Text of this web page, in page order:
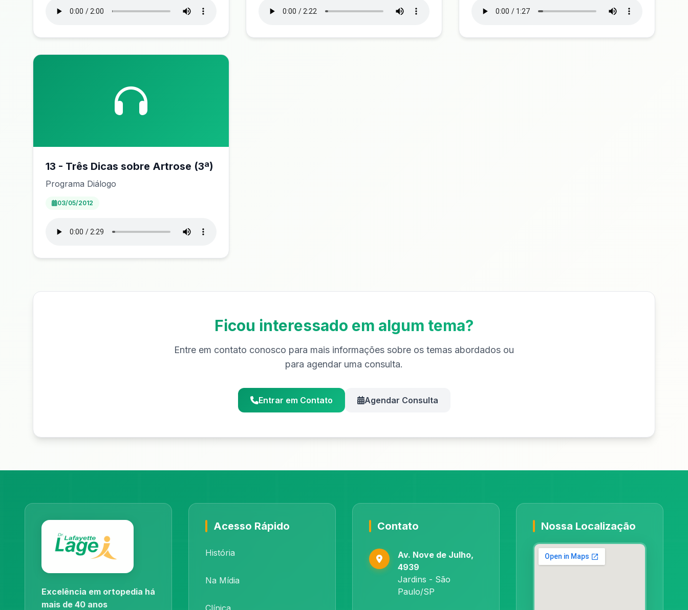
13 - Três Dicas sobre Artrose (3ª)
Programa Diálogo
03/05/2012
Ficou interessado em algum tema?
Entre em contato conosco para mais informações sobre os temas abordados ou
para agendar uma consulta.
Entrar em Contato Agendar Consulta
Excelência em ortopedia há
mais de 40 anos
Acesso Rápido
História
Na Mídia
Clínica
Contato
Av. Nove de Julho,
4939
Jardins - São
Paulo/SP
Nossa Localização